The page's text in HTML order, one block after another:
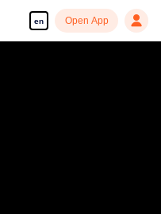
en Open App